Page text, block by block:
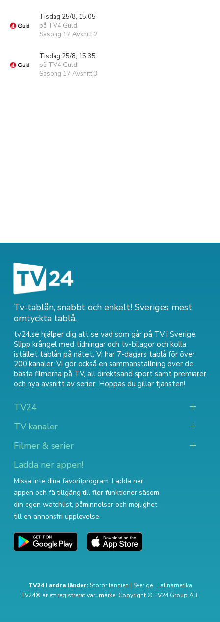
Tisdag 25/8, 15:05
på TV4 Guld
Säsong 17 Avsnitt 2
Tisdag 25/8, 15:35
på TV4 Guld
Säsong 17 Avsnitt 3
Tv-tablån, snabbt och enkelt! Sveriges mest
omtyckta tablå.
tv24.se hjälper dig att se vad som går på TV i Sverige.
Slipp krångel med tidningar och tv-bilagor och kolla
istället tablån på nätet. Vi har 7-dagars tablå för över
200 kanaler. Vi gör också en sammanställning över de
bästa filmerna på TV, all direktsänd sport samt premiärer
och nya avsnitt av serier. Hoppas du gillar tjänsten!
TV24
TV kanaler
Filmer & serier
Ladda ner appen!
Missa inte dina favoritprogram. Ladda ner
appen och få tillgång till fler funktioner såsom
din egen watchlist, påminnelser och möjlighet
till en annonsfri upplevelse.
TV24 i andra länder: Storbritannien | Sverige| Latinamerika
TV24® är ett registrerat varumärke. Copyright © TV24 Group AB.